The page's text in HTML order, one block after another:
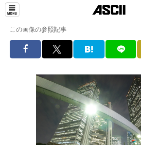
この画像の参照記事